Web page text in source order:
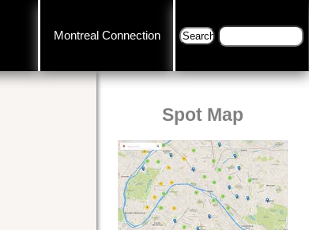
Montreal Connection
Spot Map